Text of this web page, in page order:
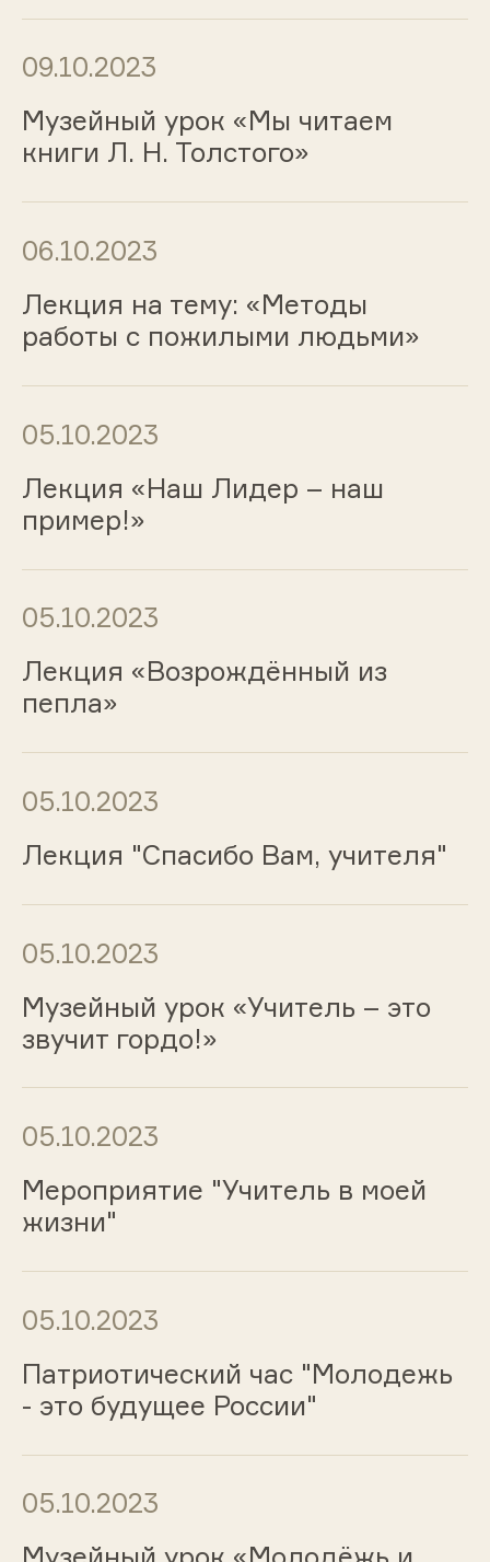
09.10.2023
Музейный урок «Мы читаем
книги Л. Н. Толстого»
06.10.2023
Лекция на тему: «Методы
работы с пожилыми людьми»
05.10.2023
Лекция «Наш Лидер – наш
пример!»
05.10.2023
Лекция «Возрождённый из
пепла»
05.10.2023
Лекция "Спасибо Вам, учителя"
05.10.2023
Музейный урок «Учитель – это
звучит гордо!»
05.10.2023
Мероприятие "Учитель в моей
жизни"
05.10.2023
Патриотический час "Молодежь
- это будущее России"
05.10.2023